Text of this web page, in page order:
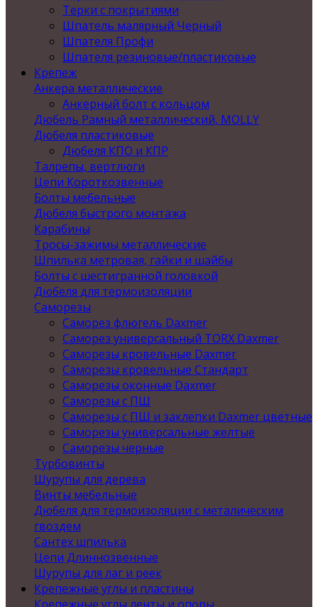
Терки с покрытиями
Шпатель малярный Черный
Шпателя Профи
Шпателя резиновые/пластиковые
Крепеж
Анкера металлические
Анкерный болт с кольцом
Дюбель Рамный металлический, MOLLY
Дюбеля пластиковые
Дюбеля КПО и КПР
Талрепы, вертлюги
Цепи Короткозвенные
Болты мебельные
Дюбеля быстрого монтажа
Карабины
Тросы-зажимы металлические
Шпилька метровая, гайки и шайбы
Болты с шестигранной головкой
Дюбеля для термоизоляции
Саморезы
Саморез флюгель Daxmer
Саморез универсальный TORX Daxmer
Саморезы кровельные Daxmer
Саморезы кровельные Стандарт
Саморезы оконные Daxmer
Саморезы с ПШ
Саморезы с ПШ и заклепки Daxmer цветные
Саморезы универсальные желтые
Саморезы черные
Турбовинты
Шурупы для дерева
Винты мебельные
Дюбеля для термоизоляции с металическим
гвоздем
Сантех шпилька
Цепи Длиннозвенные
Шурупы для лаг и реек
Крепежные углы и пластины